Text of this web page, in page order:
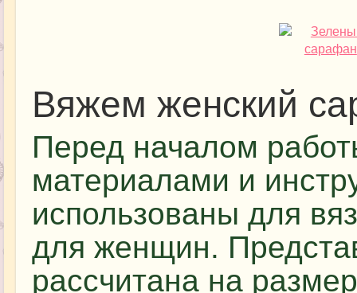
Вяжем женский
Перед началом
материалами и
использованы для
для женщин.
рассчитана на